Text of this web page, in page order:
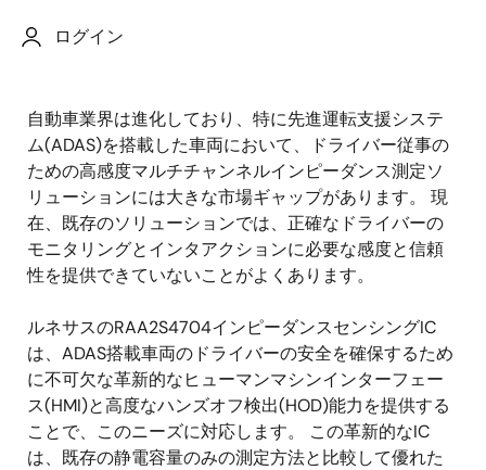
ログイン
ドライバーエンゲージメントと
安全上の課題を解決
自動車業界は進化しており、特に先進運転支援システ
ム(ADAS)を搭載した車両において、ドライバー従事の
ための高感度マルチチャンネルインピーダンス測定ソ
リューションには大きな市場ギャップがあります。 現
在、既存のソリューションでは、正確なドライバーの
モニタリングとインタアクションに必要な感度と信頼
性を提供できていないことがよくあります。
ルネサスのRAA2S4704インピーダンスセンシングIC
は、ADAS搭載車両のドライバーの安全を確保するため
に不可欠な革新的なヒューマンマシンインターフェー
ス(HMI)と高度なハンズオフ検出(HOD)能力を提供する
ことで、このニーズに対応します。 この革新的なIC
は、既存の静電容量のみの測定方法と比較して優れた